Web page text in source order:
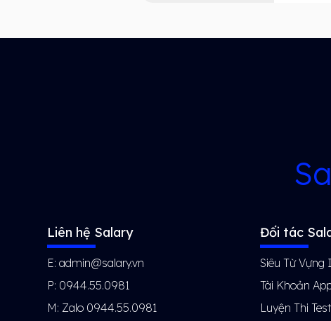
Liên hệ Salary
E: admin@salary.vn
P: 0944.55.0981
M: Zalo 0944.55.0981
Đối tác
Siêu Từ Vựng
Tài Khoản
Luyện Thi